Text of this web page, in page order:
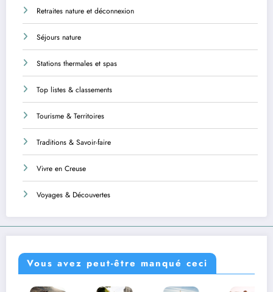
Retraites nature et déconnexion
Séjours nature
Stations thermales et spas
Top listes & classements
Tourisme & Territoires
Traditions & Savoir-faire
Vivre en Creuse
Voyages & Découvertes
Vous avez peut-être manqué ceci